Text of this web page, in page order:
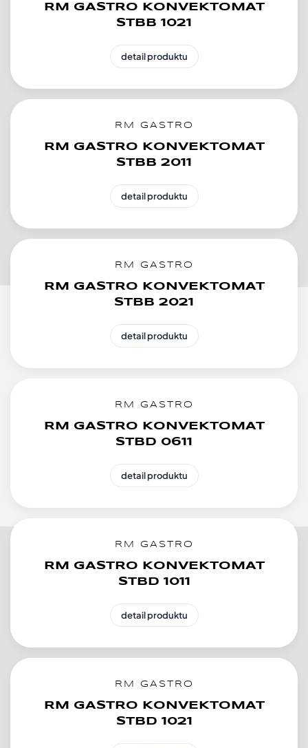
RM GASTRO KONVEKTOMAT
STBB 1021
detail produktu
RM GASTRO
RM GASTRO KONVEKTOMAT
STBB 2011
detail produktu
RM GASTRO
RM GASTRO KONVEKTOMAT
STBB 2021
detail produktu
RM GASTRO
RM GASTRO KONVEKTOMAT
STBD 0611
detail produktu
RM GASTRO
RM GASTRO KONVEKTOMAT
STBD 1011
detail produktu
RM GASTRO
RM GASTRO KONVEKTOMAT
STBD 1021